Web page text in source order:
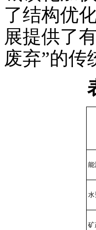
了结构优
展提供了
废弃”的
能
水
矿